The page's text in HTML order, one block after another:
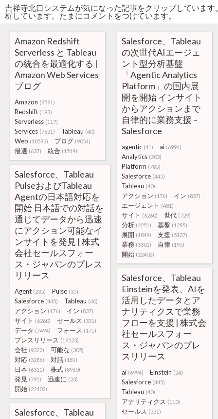
吉祥寺北口システムが気になった記事をクリップしていま
析しています。たまにコメントをつけています。
Amazon Redshift
Serverless と Tableau
の統合を最適化する |
Amazon Web Services
ブログ
Amazon (9591)
Redshift (193)
Serverless (117)
Services (7631) Tableau (40)
Web (10593) ブログ (9054)
最適 (637) 統合 (1519)
Salesforce、Tableau
の次世代AIエージェ
ント型分析基盤
「Agentic Analytics
Platform」の国内展
開を開始 インサイト
からアクションまで
自律的に業務支援 –
Salesforce
agentic (41) ai (6994)
Analytics (203)
Platform (785)
Salesforce (445)
Tableau (40)
アクション (176) イン (837)
エージェント (481)
サイト (6260) 世代 (729)
分析 (2251) 基盤 (1295)
展開 (1049) 支援 (5137)
業務 (3301) 自律 (195)
開始 (22402)
Salesforce、Tableau
PulseおよびTableau
Agentの日本語対応を
開始 日本語での対話を
通じてデータから迅速
にアクション可能なイ
ンサイトを発見 | 株式
会社セールスフォー
ス・ジャパンのプレス
リリース
Agent (235) Pulse (35)
Salesforce (445) Tableau (40)
アクション (176) イン (837)
サイト (6260) セールス (331)
データ (7494) フォース (175)
プレスリリース (19523)
会社 (9322) 可能な (305)
対応 (5286) 対話 (181)
日本 (6311) 株式 (8960)
発見 (795) 迅速に (23)
開始 (22402)
Salesforce、Tableau
Einsteinを発表、AIを
活用したデータとア
ナリティクスで業務
フローを支援 | 株式会
社セールスフォー
ス・ジャパンのプレ
スリリース
ai (6994) Einstein (24)
Salesforce (445)
Tableau (40)
アナリティクス (110)
セールス (331)
Salesforce、Tableau